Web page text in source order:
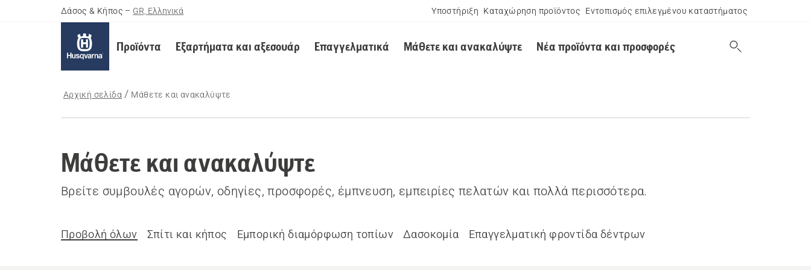
Δάσος & Κήπος – GR, Ελληνικά Υποστήριξη Καταχώρηση προϊόντος Εντοπισμός επιλεγμένου καταστήματος
Προϊόντα Εξαρτήματα και αξεσουάρ Επαγγελματικά Μάθετε και ανακαλύψτε Νέα προϊόντα και προσφορές
Αρχική σελίδα Μάθετε και ανακαλύψτε
Μάθετε και ανακαλύψτε
Βρείτε συμβουλές αγορών, οδηγίες, προσφορές, έμπνευση, εμπειρίες πελατών και πολλά περισσότερα.
Προβολή όλων Σπίτι και κήπος Εμπορική διαμόρφωση τοπίων Δασοκομία Επαγγελματική φροντίδα δέντρων